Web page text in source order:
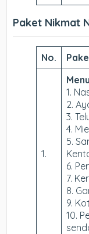
Paket Nikmat
No.
1.
1.
2.
3.
4.
5.
6.
7.
8.
9.
10.